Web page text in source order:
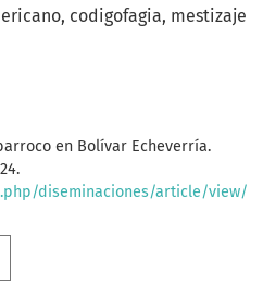
codigofagia mestizaje
en Bolívar Echeverría.
diseminaciones/article/view/